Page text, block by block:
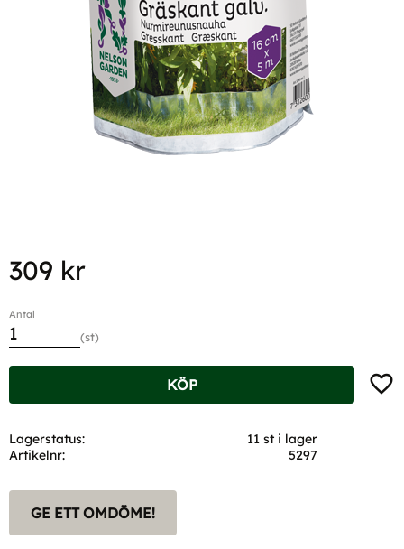
309 kr
Antal
st
KÖP
Lagerstatus
11 st i lager
Artikelnr
5297
GE ETT OMDÖME!